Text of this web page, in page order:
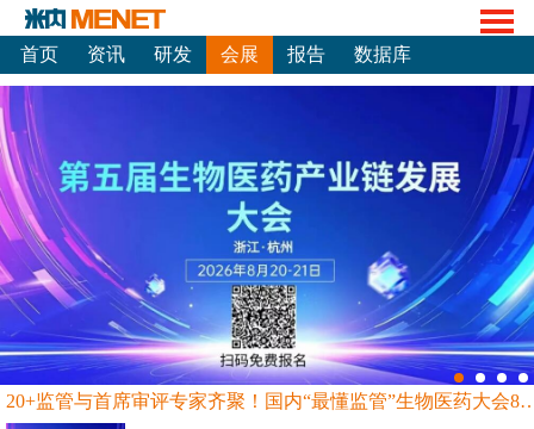
首页 资讯 研发 会展 报告 数据库
20+监管与首席审评专家齐聚！国内“最